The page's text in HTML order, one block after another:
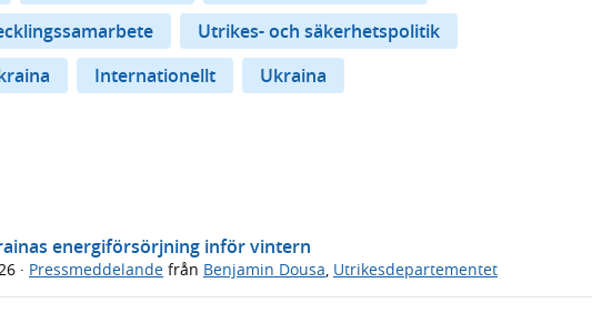
Utrikes- och säkerhetspolitik
Internationellt Ukraina
energiförsörjning inför vintern
· Pressmeddelande från Benjamin Dousa Utrikesdepartementet